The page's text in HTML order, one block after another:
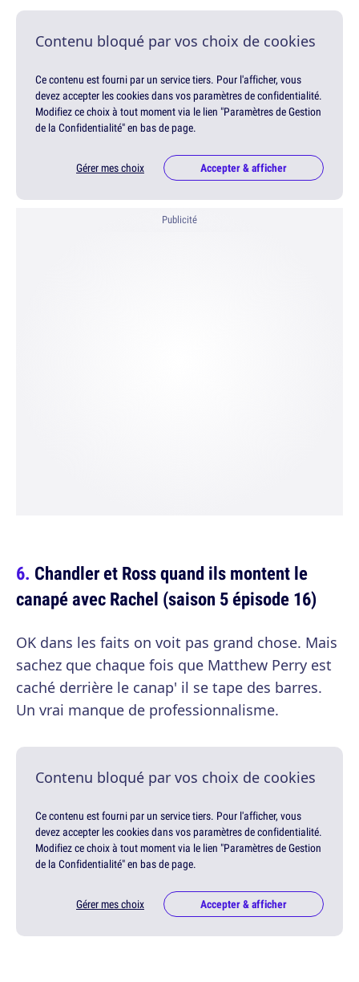
Contenu bloqué par vos choix de cookies
Ce contenu est fourni par un service tiers. Pour l'afficher, vous
devez accepter les cookies dans vos paramètres de confidentialité.
Modifiez ce choix à tout moment via le lien "Paramètres de Gestion
de la Confidentialité" en bas de page.
Gérer mes choix Accepter & afficher
Publicité
Chandler et Ross quand ils montent le
canapé avec Rachel (saison 5 épisode 16)
OK dans les faits on voit pas grand chose. Mais
sachez que chaque fois que Matthew Perry est
caché derrière le canap' il se tape des barres.
Un vrai manque de professionnalisme.
Contenu bloqué par vos choix de cookies
Ce contenu est fourni par un service tiers. Pour l'afficher, vous
devez accepter les cookies dans vos paramètres de confidentialité.
Modifiez ce choix à tout moment via le lien "Paramètres de Gestion
de la Confidentialité" en bas de page.
Gérer mes choix Accepter & afficher